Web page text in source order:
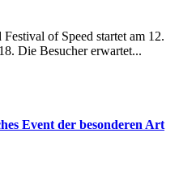
of Speed startet am 12.
Die Besucher erwartet...
Event der besonderen Art